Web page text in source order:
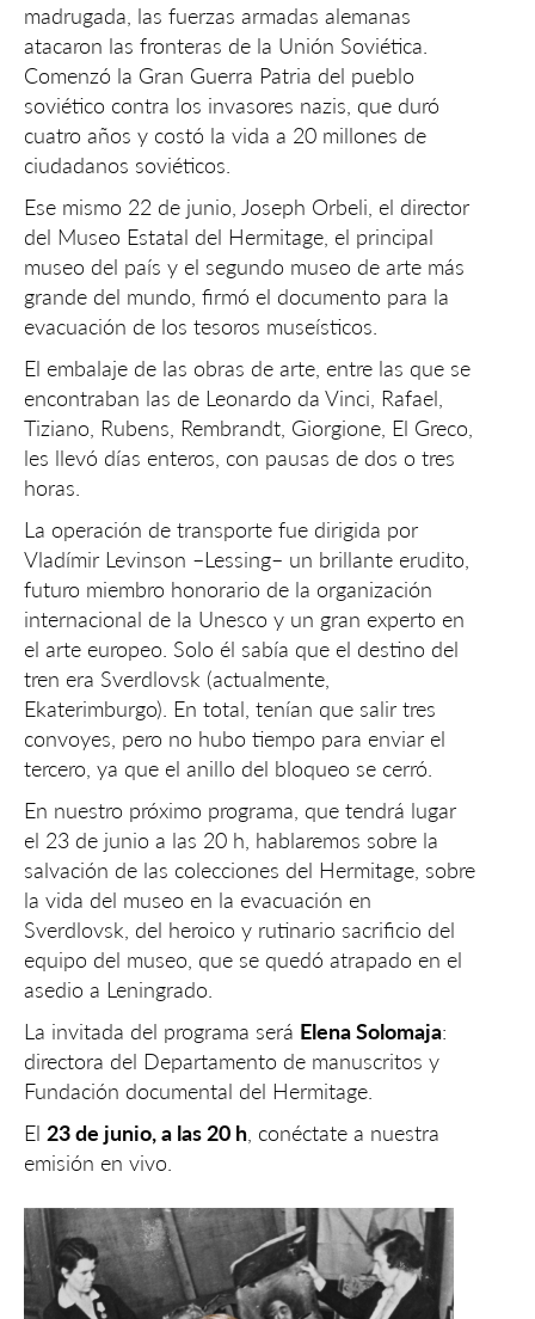
madrugada, las fuerzas armadas alemanas
atacaron las fronteras de la Unión Soviética.
Comenzó la Gran Guerra Patria del pueblo
soviético contra los invasores nazis, que duró
cuatro años y costó la vida a 20 millones de
ciudadanos soviéticos.
Ese mismo 22 de junio, Joseph Orbeli, el director
del Museo Estatal del Hermitage, el principal
museo del país y el segundo museo de arte más
grande del mundo, firmó el documento para la
evacuación de los tesoros museísticos.
El embalaje de las obras de arte, entre las que se
encontraban las de Leonardo da Vinci, Rafael,
Tiziano, Rubens, Rembrandt, Giorgione, El Greco,
les llevó días enteros, con pausas de dos o tres
horas.
La operación de transporte fue dirigida por
Vladímir Levinson –Lessing– un brillante erudito,
futuro miembro honorario de la organización
internacional de la Unesco y un gran experto en
el arte europeo. Solo él sabía que el destino del
tren era Sverdlovsk (actualmente,
Ekaterimburgo). En total, tenían que salir tres
convoyes, pero no hubo tiempo para enviar el
tercero, ya que el anillo del bloqueo se cerró.
En nuestro próximo programa, que tendrá lugar
el 23 de junio a las 20 h, hablaremos sobre la
salvación de las colecciones del Hermitage, sobre
la vida del museo en la evacuación en
Sverdlovsk, del heroico y rutinario sacrificio del
equipo del museo, que se quedó atrapado en el
asedio a Leningrado.
La invitada del programa será Elena Solomaja:
directora del Departamento de manuscritos y
Fundación documental del Hermitage.
El 23 de junio, a las 20 h , conéctate a nuestra
emisión en vivo.